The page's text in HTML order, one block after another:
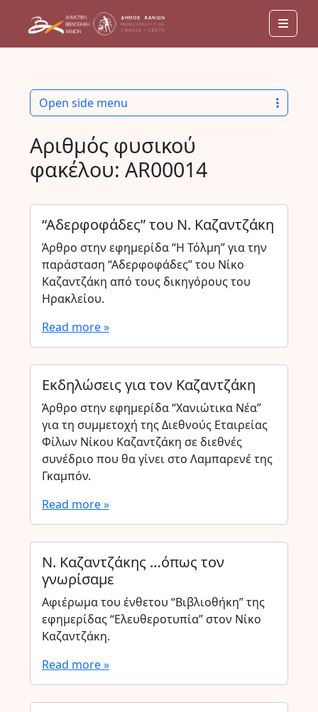
Αριθμός φυσικού
φακέλου: AR00014
“Αδερφοφάδες” του Ν. Καζαντζάκη
Άρθρο στην εφημερίδα “Η Τόλμη” για την
παράσταση “Αδερφοφάδες” του Νίκο
Καζαντζάκη από τους δικηγόρους του
Ηρακλείου.
Read more »
Εκδηλώσεις για τον Καζαντζάκη
Άρθρο στην εφημερίδα “Χανιώτικα Νέα”
για τη συμμετοχή της Διεθνούς Εταιρείας
Φίλων Νίκου Καζαντζάκη σε διεθνές
συνέδριο που θα γίνει στο Λαμπαρενέ της
Γκαμπόν.
Read more »
Ν. Καζαντζάκης …όπως τον
γνωρίσαμε
Αφιέρωμα του ένθετου “Βιβλιοθήκη” της
εφημερίδας “Ελευθεροτυπία” στον Νίκο
Καζαντζάκη.
Read more »
Open side menu